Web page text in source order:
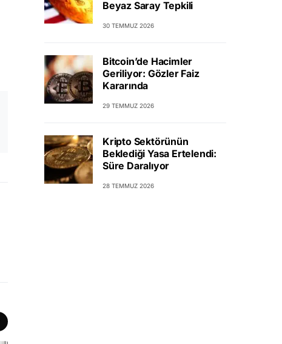
Beyaz Saray Tepkili
30 TEMMUZ 2026
Bitcoin’de Hacimler
Geriliyor: Gözler Faiz
Kararında
29 TEMMUZ 2026
Kripto Sektörünün
Beklediği Yasa Ertelendi:
Süre Daralıyor
28 TEMMUZ 2026